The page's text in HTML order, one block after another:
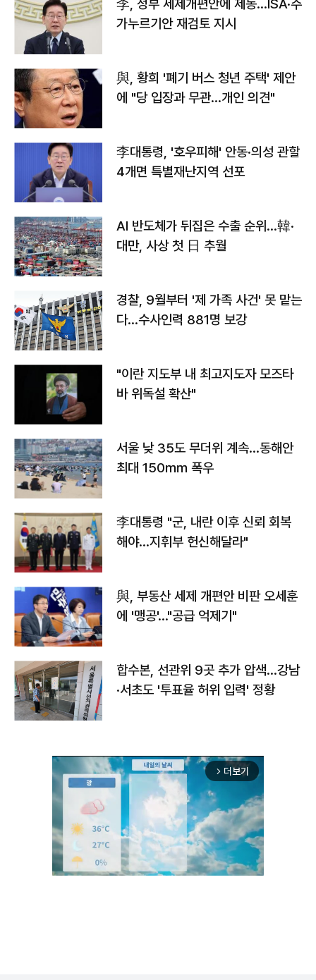
李, 정부 세제개편안에 제동…ISA·주
가누르기안 재검토 지시
與, 황희 '폐기 버스 청년 주택' 제안
에 "당 입장과 무관…개인 의견"
李대통령, '호우피해' 안동·의성 관할
4개면 특별재난지역 선포
AI 반도체가 뒤집은 수출 순위…韓·
대만, 사상 첫 日 추월
경찰, 9월부터 '제 가족 사건' 못 맡는
다…수사인력 881명 보강
"이란 지도부 내 최고지도자 모즈타
바 위독설 확산"
서울 낮 35도 무더위 계속…동해안
최대 150㎜ 폭우
李대통령 "군, 내란 이후 신뢰 회복
해야…지휘부 헌신해달라"
與, 부동산 세제 개편안 비판 오세훈
에 '맹공'…"공급 억제기"
합수본, 선관위 9곳 추가 압색…강남
·서초도 '투표율 허위 입력' 정황
arrow_forward_ios 더보기